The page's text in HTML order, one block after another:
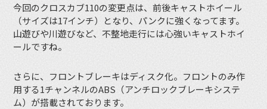
今回のクロスカブ110の変更点は、前後キャストホイール
（サイズは17インチ）となり、パンクに強くなってます。
山遊びや川遊びなど、不整地走行には心強いキャストホイ
ールですね。
さらに、フロントブレーキはディスク化。フロントのみ作
用する1チャンネルのABS（アンチロックブレーキシステ
ム）が搭載されております。